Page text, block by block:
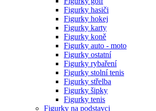
Figurky hasiči
Figurky hokej
Figurky karty
Figurky koně
Figurky auto - moto
Figurky ostatní
Figurky rybaření
Figurky stolní tenis
Figurky střelba
Figurky šipky
Figurky tenis
Figurky na podstavci